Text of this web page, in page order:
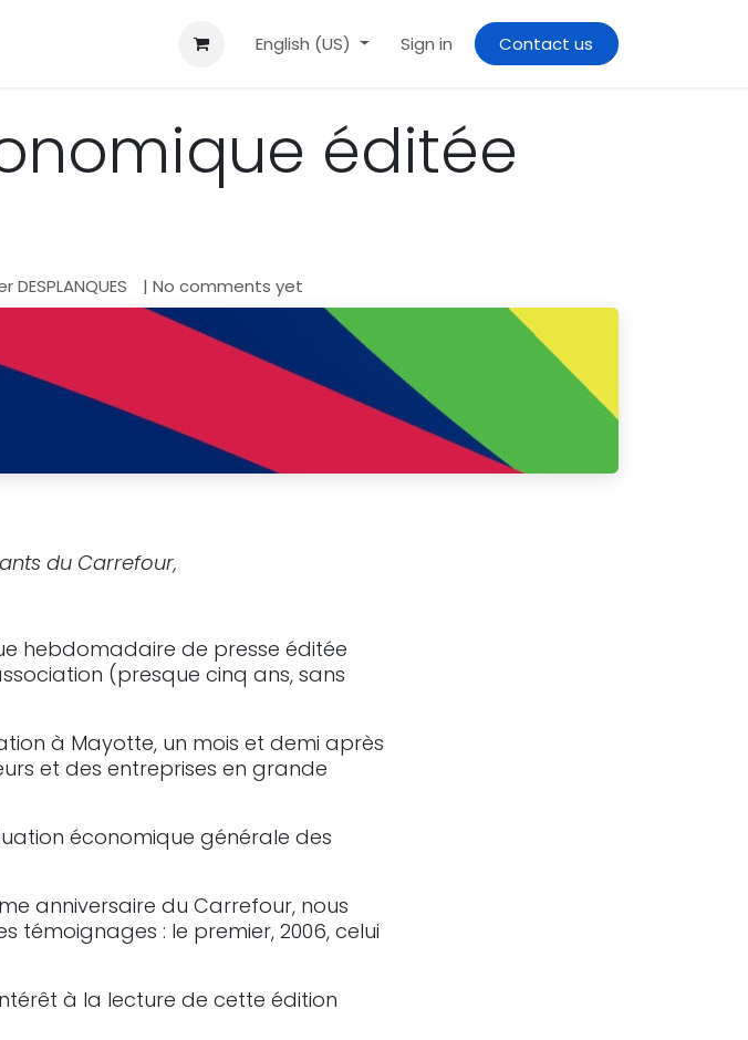
English (US) Sign in Contact us
éditée
| No comments yet
du Carrefour,
hebdomadaire de presse éditée
(presque cinq ans, sans
à Mayotte, un mois et demi après
et des entreprises en grande
économique générale des
anniversaire du Carrefour, nous
: le premier, 2006, celui
à la lecture de cette édition